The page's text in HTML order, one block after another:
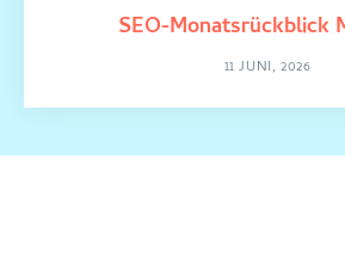
SEO-Monatsrückblick
11 JUNI, 2026